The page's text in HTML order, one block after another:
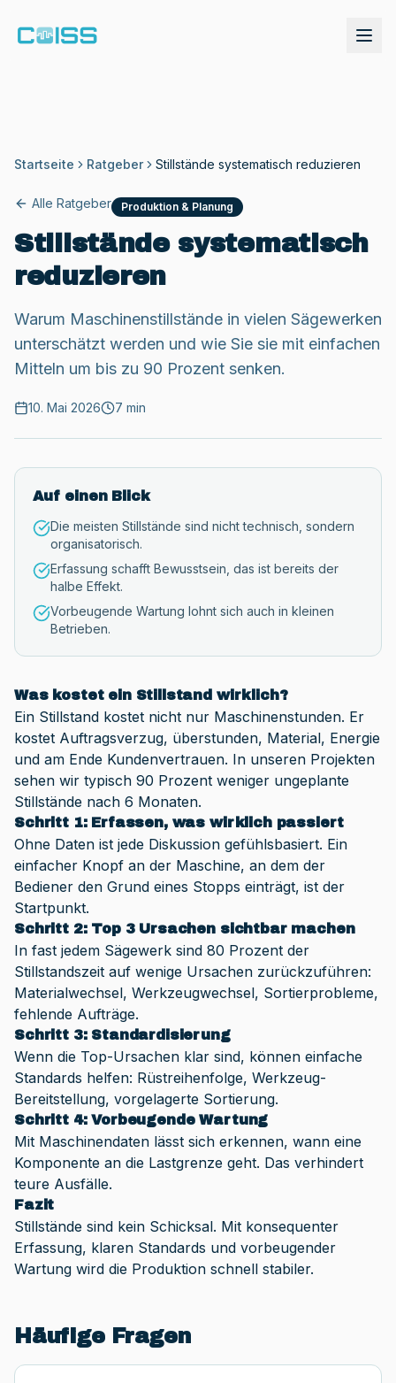
Demo anfordern
Startseite Ratgeber Stillstände systematisch reduzieren
Alle Ratgeber Produktion & Planung
Stillstände systematisch
reduzieren
Warum Maschinenstillstände in vielen Sägewerken
unterschätzt werden und wie Sie sie mit einfachen
Mitteln um bis zu 90 Prozent senken.
10. Mai 2026 7 min
Auf einen Blick
Die meisten Stillstände sind nicht technisch, sondern
organisatorisch.
Erfassung schafft Bewusstsein, das ist bereits der
halbe Effekt.
Vorbeugende Wartung lohnt sich auch in kleinen
Betrieben.
Was kostet ein Stillstand wirklich?
Ein Stillstand kostet nicht nur Maschinenstunden. Er
kostet Auftragsverzug, überstunden, Material, Energie
und am Ende Kundenvertrauen. In unseren Projekten
sehen wir typisch 90 Prozent weniger ungeplante
Stillstände nach 6 Monaten.
Schritt 1: Erfassen, was wirklich passiert
Ohne Daten ist jede Diskussion gefühlsbasiert. Ein
einfacher Knopf an der Maschine, an dem der
Bediener den Grund eines Stopps einträgt, ist der
Startpunkt.
Schritt 2: Top 3 Ursachen sichtbar machen
In fast jedem Sägewerk sind 80 Prozent der
Stillstandszeit auf wenige Ursachen zurückzuführen:
Materialwechsel, Werkzeugwechsel, Sortierprobleme,
fehlende Aufträge.
Schritt 3: Standardisierung
Wenn die Top-Ursachen klar sind, können einfache
Standards helfen: Rüstreihenfolge, Werkzeug-
Bereitstellung, vorgelagerte Sortierung.
Schritt 4: Vorbeugende Wartung
Mit Maschinendaten lässt sich erkennen, wann eine
Komponente an die Lastgrenze geht. Das verhindert
teure Ausfälle.
Fazit
Stillstände sind kein Schicksal. Mit konsequenter
Erfassung, klaren Standards und vorbeugender
Wartung wird die Produktion schnell stabiler.
Häufige Fragen